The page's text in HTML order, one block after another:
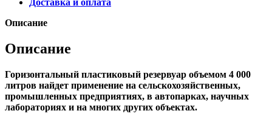
Доставка и оплата
Описание
Описание
Горизонтальный пластиковый резервуар объемом 4 000
литров найдет применение на сельскохозяйственных,
промышленных предприятиях, в автопарках, научных
лабораториях и на многих других объектах.